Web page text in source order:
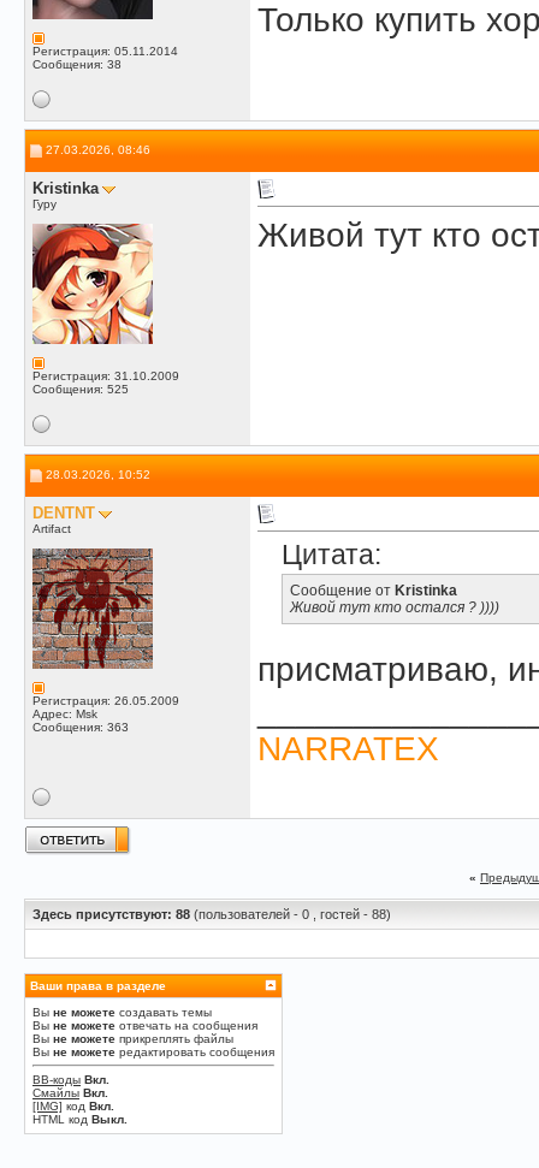
Регистрация: 05.11.2014
Сообщения: 38
Только купить
27.03.2026, 08:46
Kristinka
Гуру
Регистрация: 31.10.2009
Сообщения: 525
Живой тут кто
28.03.2026, 10:52
DENTNT
Artifact
Регистрация: 26.05.2009
Адрес: Msk
Сообщения: 363
Цитата:
Сообщение от Kristinka
Живой тут кто остался ? ))))
присматриваю,
NARRATEX
«
Здесь присутствуют: 88 (пользователей - 0 , гостей - 88)
Ваши права в разделе
Вы не можете создавать темы
Вы не можете отвечать на сообщения
Вы не можете прикреплять файлы
Вы не можете редактировать сообщения
BB-коды Вкл.
Смайлы Вкл.
[IMG] код Вкл.
HTML код Выкл.